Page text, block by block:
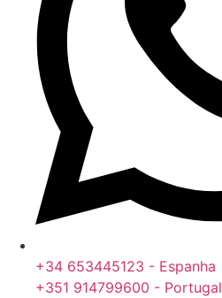
+34 653445123 - Espanha
+351 914799600 - Portugal